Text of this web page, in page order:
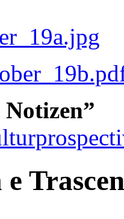
Notizen”